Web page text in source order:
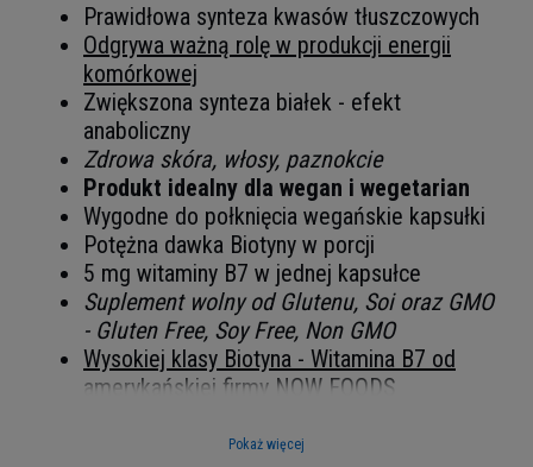
Prawidłowa synteza kwasów tłuszczowych
Odgrywa ważną rolę w produkcji energii
komórkowej
Zwiększona synteza białek - efekt
anaboliczny
Zdrowa skóra, włosy, paznokcie
Produkt idealny dla wegan i wegetarian
Wygodne do połknięcia wegańskie kapsułki
Potężna dawka Biotyny w porcji
5 mg witaminy B7 w jednej kapsułce
Suplement wolny od Glutenu, Soi oraz GMO
- Gluten Free, Soy Free, Non GMO
Wysokiej klasy Biotyna - Witamina B7 od
amerykańskiej firmy NOW FOODS
NOW FOODS - Biotyna - Bez
Pokaż więcej